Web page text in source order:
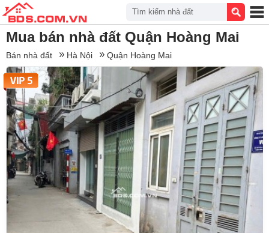
Mua bán nhà đất Quận Hoàng Mai
Bán nhà đất Hà Nội Quận Hoàng Mai
Tìm kiếm nhà đất